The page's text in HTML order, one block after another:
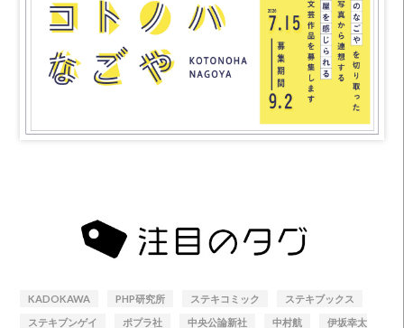
KADOKAWA PHP研究所 ステキコミック
ステキブックス
ステキブンゲイ
ポプラ社 中央公論新社 中村航
伊坂幸太